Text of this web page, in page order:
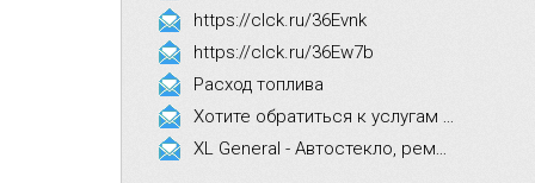
https://clck.ru/36Evnk
https://clck.ru/36Ew7b
Расход топлива